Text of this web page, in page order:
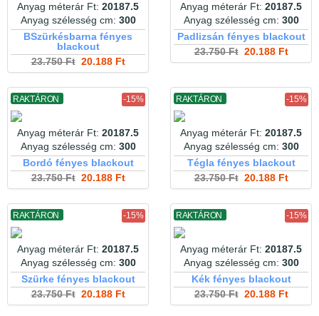
Anyag méterár Ft: 20187.5
Anyag szélesség cm: 300
BSzürkésbarna fényes
blackout
23.750 Ft20.188 Ft
Anyag méterár Ft: 20187.5
Anyag szélesség cm: 300
Padlizsán fényes blackout
23.750 Ft20.188 Ft
RAKTÁRON -15%
Anyag méterár Ft: 20187.5
Anyag szélesség cm: 300
Bordó fényes blackout
23.750 Ft20.188 Ft
RAKTÁRON -15%
Anyag méterár Ft: 20187.5
Anyag szélesség cm: 300
Tégla fényes blackout
23.750 Ft20.188 Ft
RAKTÁRON -15%
Anyag méterár Ft: 20187.5
Anyag szélesség cm: 300
Szürke fényes blackout
23.750 Ft20.188 Ft
RAKTÁRON -15%
Anyag méterár Ft: 20187.5
Anyag szélesség cm: 300
Kék fényes blackout
23.750 Ft20.188 Ft